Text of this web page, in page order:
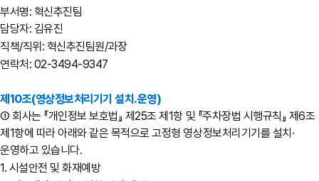
부서명: 혁신추진팀
담당자: 김유진
직책/직위: 혁신추진팀원/과장
연락처: 02-3494-9347
제10조(영상정보처리기기 설치․운영)
① 회사는 『개인정보 보호법』 제25조 제1항 및 『주차장법 시행규칙』 제6조
제1항에 따라 아래와 같은 목적으로 고정형 영상정보처리기기를 설치·
운영하고 있습니다.
1. 시설안전 및 화재예방